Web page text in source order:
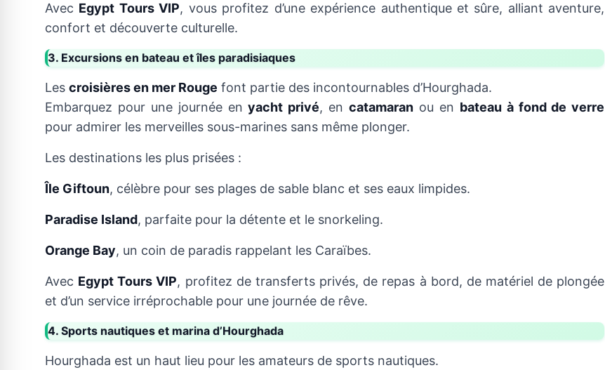
Avec Egypt Tours VIP, vous profitez d’une expérience authentique et sûre, alliant aventure,
confort et découverte culturelle.
3. Excursions en bateau et îles paradisiaques
Les croisières en mer Rouge font partie des incontournables d’Hourghada.
Embarquez pour une journée enyacht privé, encatamaran ou en bateau à fond de verre
pour admirer les merveilles sous-marines sans même plonger.
Les destinations les plus prisées :
Île Giftoun, célèbre pour ses plages de sable blanc et ses eaux limpides.
Paradise Island, parfaite pour la détente et le snorkeling.
Orange Bay, un coin de paradis rappelant les Caraïbes.
Avec Egypt Tours VIP, profitez de transferts privés, de repas à bord, de matériel de plongée
et d’un service irréprochable pour une journée de rêve.
4. Sports nautiques et marina d’Hourghada
Hourghada est un haut lieu pour les amateurs de sports nautiques.